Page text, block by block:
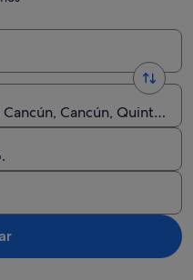
Cancún, Quintana